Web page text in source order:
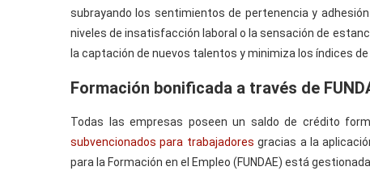
subrayando los sentimientos de pertenencia y
niveles de insatisfacción laboral o la sensación de
la captación de nuevos talentos y minimiza los índices de
Formación bonificada a través de
Todas las empresas poseen un saldo de crédito
subvencionados para trabajadores gracias a la
para la Formación en el Empleo (FUNDAE) está